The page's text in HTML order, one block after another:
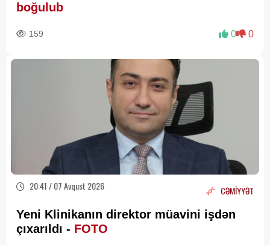
boğulub
159 0 0
20:41 / 07 Avqust 2026 CƏMİYYƏT
Yeni Klinikanın direktor müavini işdən
çıxarıldı - FOTO